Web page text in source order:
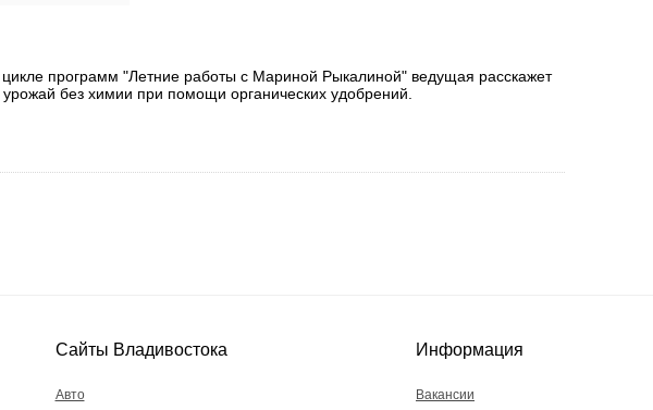
программ "Летние работы с Мариной Рыкалиной" ведущая расскажет
без химии при помощи органических удобрений.
Сайты Владивостока
Авто
Информация
Вакансии